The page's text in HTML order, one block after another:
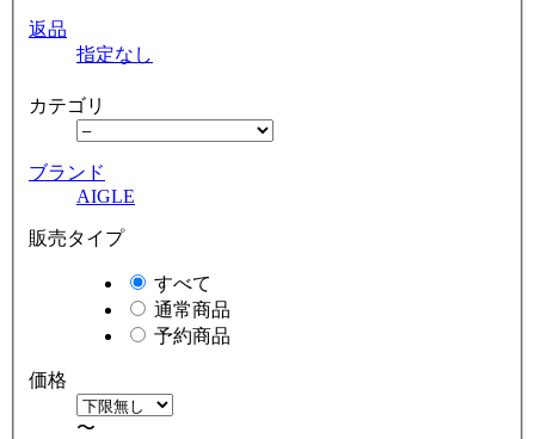
返品
指定なし
カテゴリ
ブランド
AIGLE
販売タイプ
すべて
通常商品
予約商品
価格
〜